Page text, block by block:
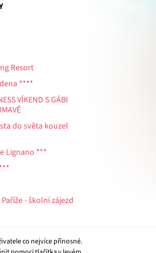
Resort
****
VÍKEND S GÁBI
do světa kouzel
Lignano ***
- školní zájezd
co nejvíce přínosné.